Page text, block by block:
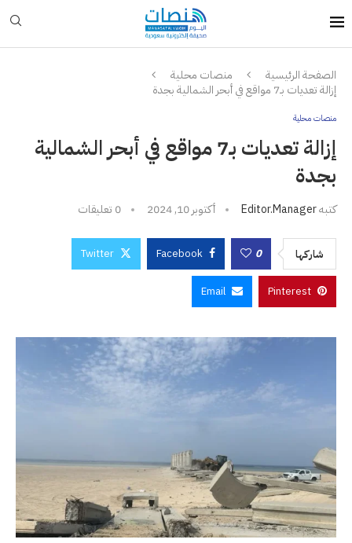
الصفحة الرئيسية
منصات محلية
إزالة تعديات بـ7 مواقع في أبحر الشمالية بجدة
منصات محلية
إزالة تعديات بـ7 مواقع في أبحر الشمالية
بجدة
كتبهEditor.manager أكتوبر 10, 2024 0 تعليقات
شاركها 0
Facebook
Twitter
Pinterest
Email